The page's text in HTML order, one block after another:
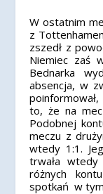
W ostatnim
z
zszedł z
Niemiec zaś
Bednarka
absencja, w
to, że na
Podobnej
meczu z
wtedy 1:1.
trwała wtedy
różnych
spotkań w